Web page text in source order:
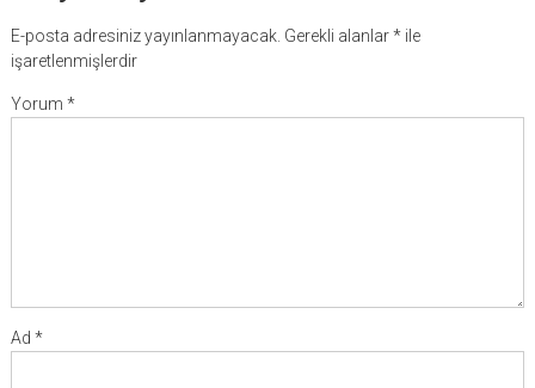
E-posta adresiniz yayınlanmayacak. Gerekli alanlar*ile
işaretlenmişlerdir
Yorum *
Ad *